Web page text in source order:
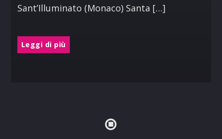
Sant’Illuminato (Monaco) Santa […]
Leggi di più